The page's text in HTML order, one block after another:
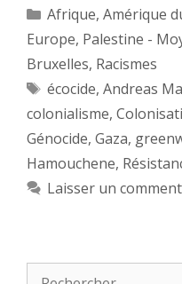
Catégories
Afrique, Amérique
Europe, Palestine -
Bruxelles, Racismes
Étiquettes
écocide, Andreas
colonialisme,
Génocide, Gaza,
Hamouchene,
Laisser un
Rechercher :